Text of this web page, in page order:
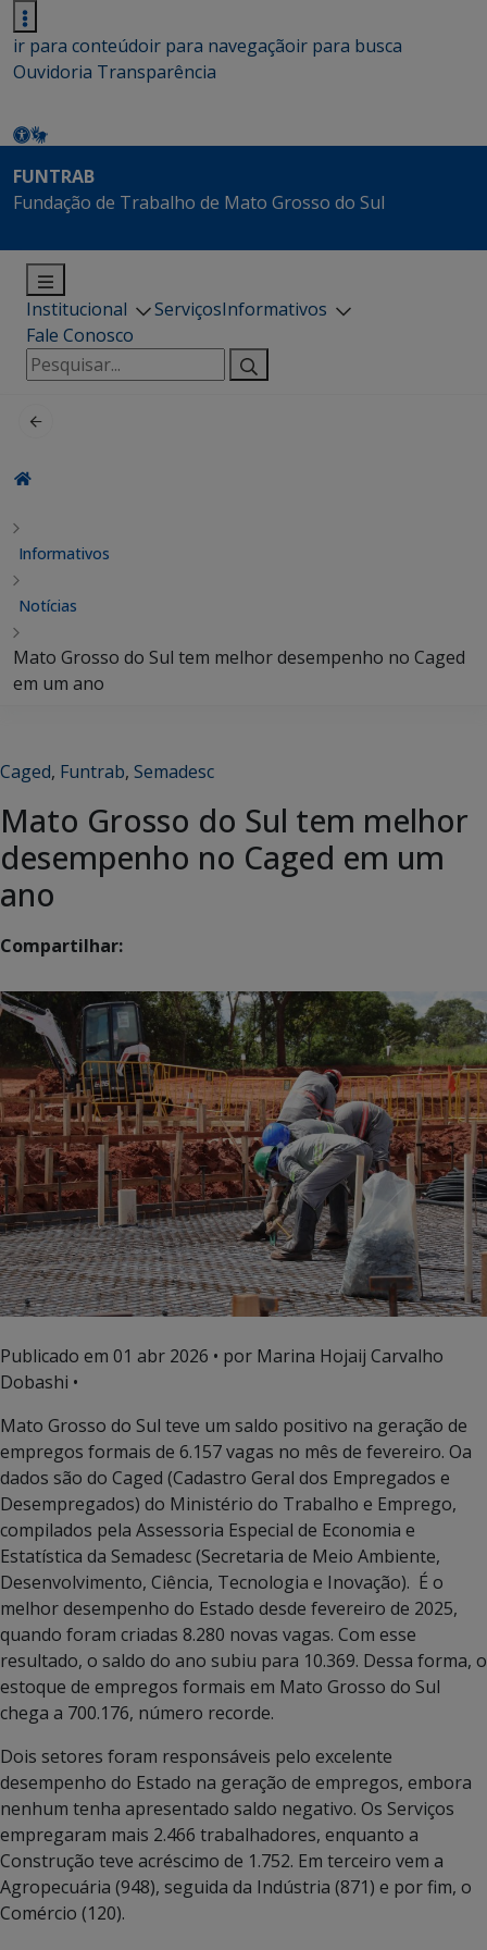
ir para conteúdoir para navegaçãoir para busca
Ouvidoria Transparência
FUNTRAB
Fundação de Trabalho de Mato Grosso do Sul
Institucional ServiçosInformativos
Fale Conosco
Pesquisar
por:
Informativos
Notícias
Mato Grosso do Sul tem melhor desempenho no Caged
em um ano
Caged, Funtrab, Semadesc
Mato Grosso do Sul tem melhor
desempenho no Caged em um
ano
Compartilhar:
Publicado em 01 abr 2026 • por Marina Hojaij Carvalho
Dobashi •
Mato Grosso do Sul teve um saldo positivo na geração de
empregos formais de 6.157 vagas no mês de fevereiro. Oa
dados são do Caged (Cadastro Geral dos Empregados e
Desempregados) do Ministério do Trabalho e Emprego,
compilados pela Assessoria Especial de Economia e
Estatística da Semadesc (Secretaria de Meio Ambiente,
Desenvolvimento, Ciência, Tecnologia e Inovação). É o
melhor desempenho do Estado desde fevereiro de 2025,
quando foram criadas 8.280 novas vagas. Com esse
resultado, o saldo do ano subiu para 10.369. Dessa forma, o
estoque de empregos formais em Mato Grosso do Sul
chega a 700.176, número recorde.
Dois setores foram responsáveis pelo excelente
desempenho do Estado na geração de empregos, embora
nenhum tenha apresentado saldo negativo. Os Serviços
empregaram mais 2.466 trabalhadores, enquanto a
Construção teve acréscimo de 1.752. Em terceiro vem a
Agropecuária (948), seguida da Indústria (871) e por fim, o
Comércio (120).